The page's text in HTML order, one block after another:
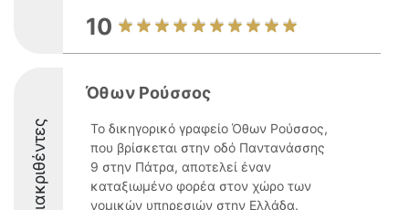
10
Διακριθέντες
Όθων Ρούσσος
Το δικηγορικό γραφείο Όθων Ρούσσος,
που βρίσκεται στην οδό Παντανάσσης
9 στην Πάτρα, αποτελεί έναν
καταξιωμένο φορέα στον χώρο των
νομικών υπηρεσιών στην Ελλάδα.